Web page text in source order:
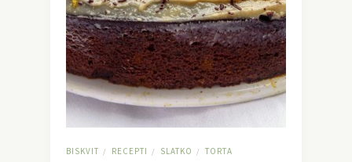
BISKVIT / RECEPTI / SLATKO / TORTA